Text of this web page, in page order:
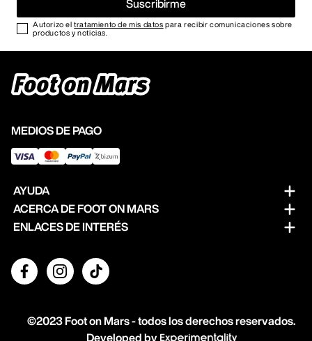
Suscribirme
Autorizo eltratamiento de mis datos para recibir comunicaciones sobre
productos y noticias.
MEDIOS DE PAGO
AYUDA
Preguntas frecuentes
Cambios y devoluciones
Guia de tallas
ACERCA DE FOOT ON MARS
Sobre nosotros
Abre tu Foot on Mars
ENLACES DE INTERÉS
Politica de privacidad
©2023 Foot on Mars - todos los derechos reservados.
Developed by